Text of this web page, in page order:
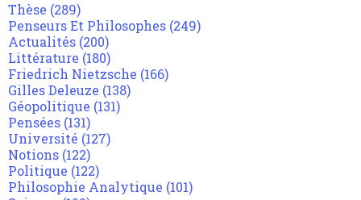
Thèse (289)
Penseurs Et Philosophes (249)
Actualités (200)
Littérature (180)
Friedrich Nietzsche (166)
Gilles Deleuze (138)
Géopolitique (131)
Pensées (131)
Université (127)
Notions (122)
Politique (122)
Philosophie Analytique (101)